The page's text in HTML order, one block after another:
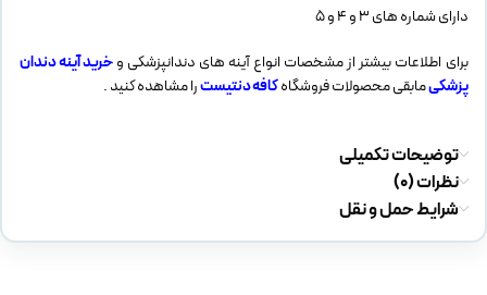
دارای شماره های 3 و 4 و 5
برای اطلاعات بیشتر از مشخصات انواع آینه های دندانپزشکی وخرید آینه دندان
پزشکیمابقی محصولات فروشگاهکافه دنتیسترا مشاهده کنید .
توضیحات تکمیلی
نظرات (0)
شرایط حمل و نقل